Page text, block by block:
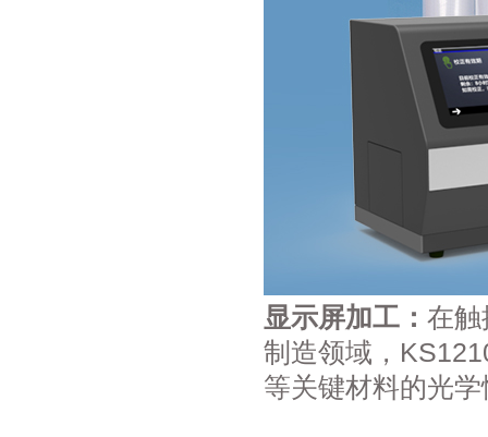
显示屏加工： 在触
制造领域，
等关键材料的光